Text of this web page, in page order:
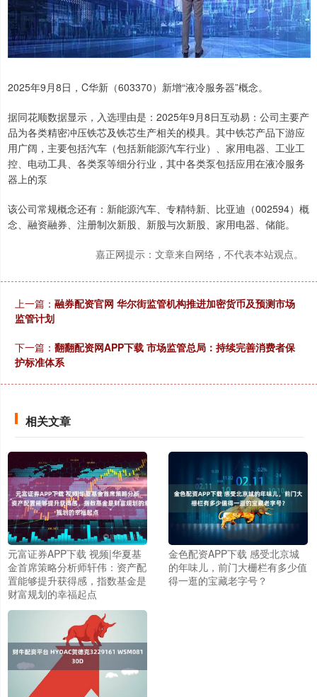
2025年9月8日，C华新（603370）新增“液冷服务器”概念。
据同花顺数据显示，入选理由是：2025年9月8日互动易：公司主要产
品为各类精密冲压铁芯及铁芯生产相关的模具。其中铁芯产品下游应
用广阔，主要包括汽车（包括新能源汽车行业）、家用电器、工业工
控、电动工具、各类泵等细分行业，其中各类泵包括应用在液冷服务
器上的泵
该公司常规概念还有：新能源汽车、专精特新、比亚迪（002594）概
念、融资融券、注册制次新股、新股与次新股、家用电器、储能。
嘉正网提示：文章来自网络，不代表本站观点。
上一篇： 融券配资官网 华尔街监管机构推进加密货币及预测市场
监管计划
下一篇： 翻翻配资网APP下载 市场监管总局：持续完善消费者保
护标准体系
相关文章
元富证券APP下载 视频|华夏基
金首席策略分析师轩伟：资产配
置能够提升获得感，指数基金是
财富规划的幸福起点
金色配资APP下载 感受北京城
的年味儿，前门大栅栏有多少值
得一逛的宝藏老字号？